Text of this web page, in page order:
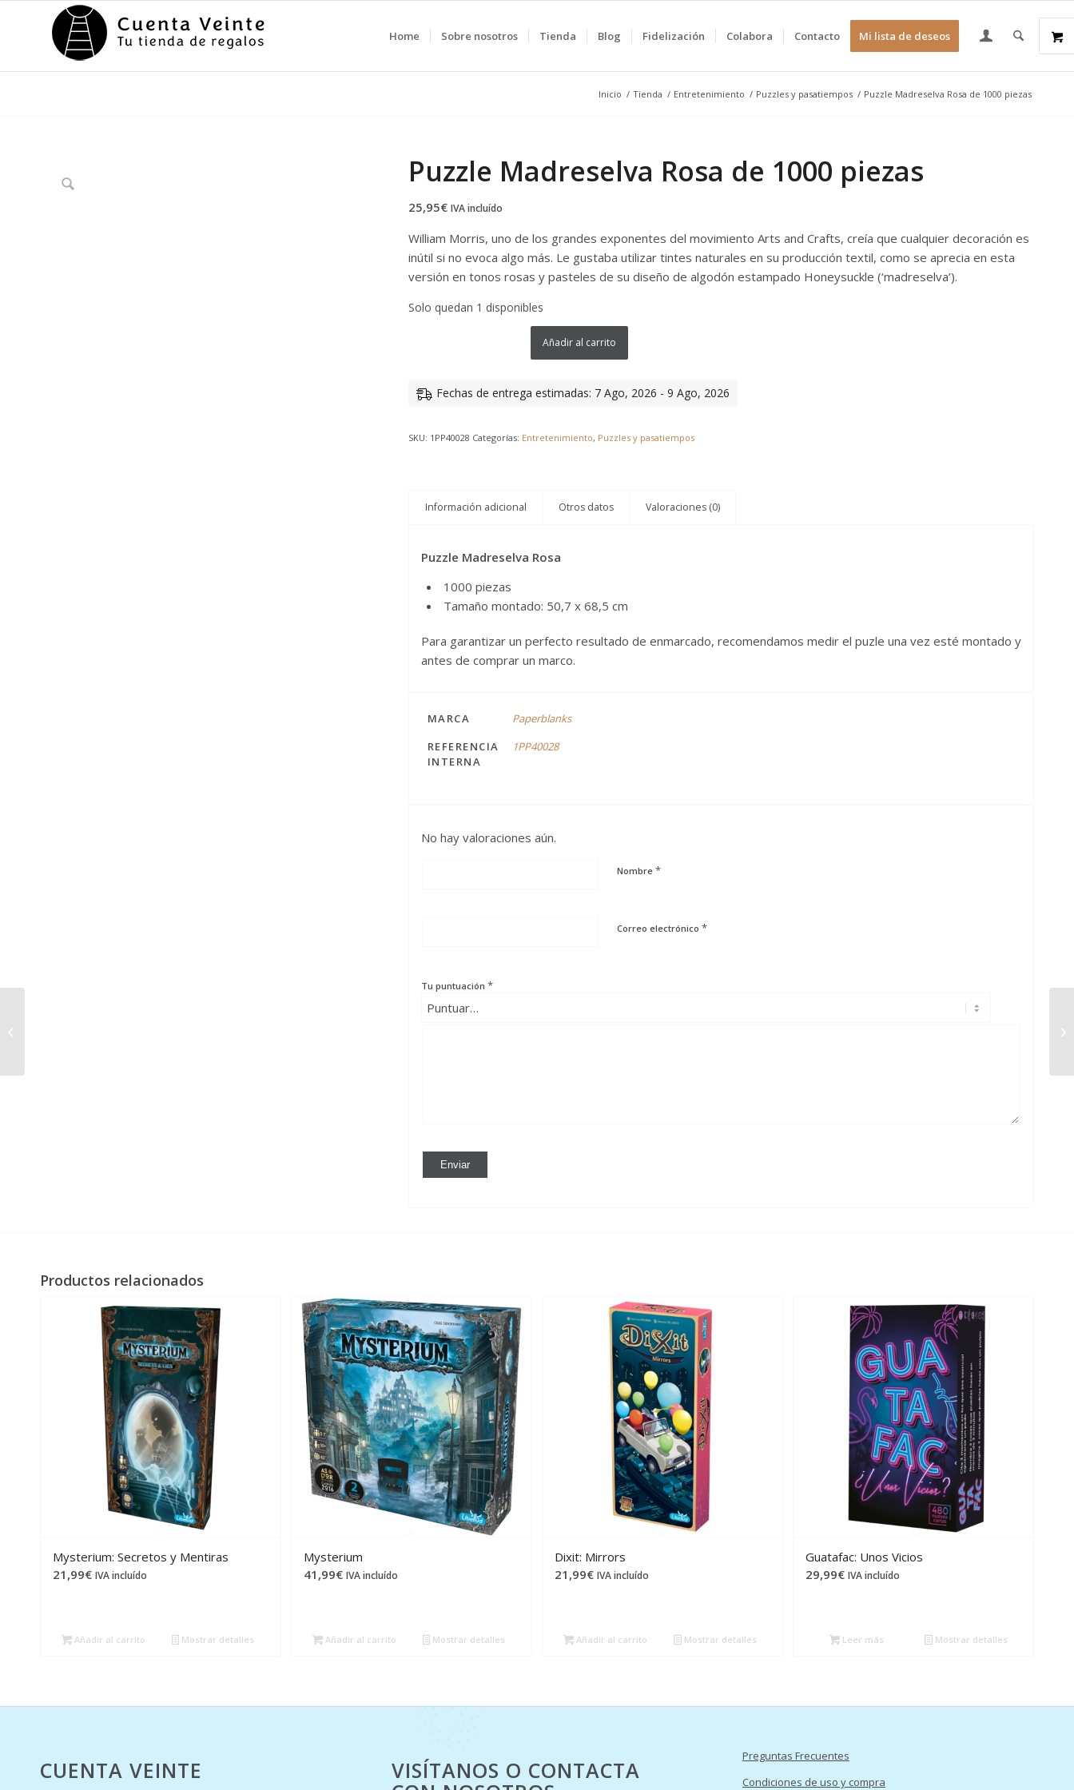
Home Sobre nosotros Tienda Blog Fidelización Colabora Contacto Mi lista de deseos
Inicio / Tienda / Entretenimiento / Puzzles y pasatiempos / Puzzle Madreselva Rosa de 1000 piezas
Puzzle Madreselva Rosa de 1000 piezas
25,95€ IVA incluído
William Morris, uno de los grandes exponentes del movimiento Arts and Crafts, creía que cualquier decoración es
inútil si no evoca algo más. Le gustaba utilizar tintes naturales en su producción textil, como se aprecia en esta
versión en tonos rosas y pasteles de su diseño de algodón estampado Honeysuckle (‘madreselva’).
Solo quedan 1 disponibles
Añadir al carrito
Fechas de entrega estimadas: 7 Ago, 2026 - 9 Ago, 2026
SKU: 1PP40028 Categorías: Entretenimiento, Puzzles y pasatiempos
Información adicional Otros datos Valoraciones (0)
Puzzle Madreselva Rosa
1000 piezas
Tamaño montado: 50,7 x 68,5 cm
Para garantizar un perfecto resultado de enmarcado, recomendamos medir el puzle una vez esté montado y
antes de comprar un marco.
MARCA
Paperblanks
REFERENCIA
INTERNA
1PP40028
No hay valoraciones aún.
Nombre *
Correo electrónico *
Tu puntuación *
Productos relacionados
Mysterium: Secretos y Mentiras
21,99€ IVA incluído
Añadir al carrito Mostrar detalles
Mysterium
41,99€ IVA incluído
Añadir al carrito Mostrar detalles
Dixit: Mirrors
21,99€ IVA incluído
Añadir al carrito Mostrar detalles
Guatafac: Unos Vicios
29,99€ IVA incluído
Leer más Mostrar detalles
CUENTA VEINTE VISÍTANOS O CONTACTA
Preguntas Frecuentes
Condiciones de uso y compra